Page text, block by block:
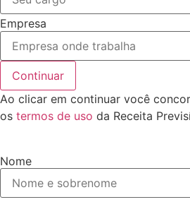
Empresa
Continuar
Ao clicar em continuar você
os termos de uso da Receita
Nome